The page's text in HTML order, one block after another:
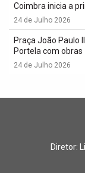
Coimbra inicia a
24 de Julho 2026
Praça João Paulo
Portela com obras
24 de Julho 2026
Diretor: